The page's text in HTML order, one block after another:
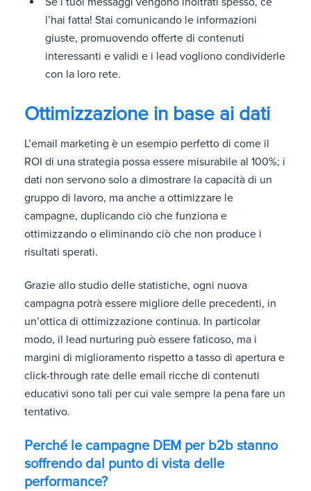
l’hai fatta! Stai comunicando le informazioni
giuste, promuovendo offerte di contenuti
interessanti e validi e i lead vogliono condividerle
con la loro rete.
Ottimizzazione in base ai dati
L’email marketing è un esempio perfetto di come il
ROI di una strategia possa essere misurabile al 100%; i
dati non servono solo a dimostrare la capacità di un
gruppo di lavoro, ma anche a ottimizzare le
campagne, duplicando ciò che funziona e
ottimizzando o eliminando ciò che non produce i
risultati sperati.
Grazie allo studio delle statistiche, ogni nuova
campagna potrà essere migliore delle precedenti, in
un’ottica di ottimizzazione continua. In particolar
modo, il lead nurturing può essere faticoso, ma i
margini di miglioramento rispetto a tasso di apertura e
click-through rate delle email ricche di contenuti
educativi sono tali per cui vale sempre la pena fare un
tentativo.
Perché le campagne DEM per b2b stanno
soffrendo dal punto di vista delle
performance?